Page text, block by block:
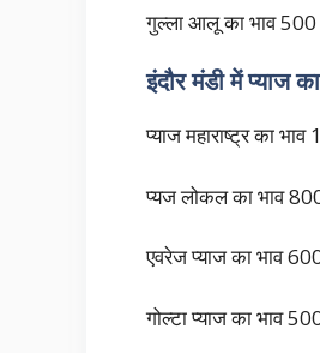
गुल्ला आलू का भाव
इंदौर मंडी में प्याज
प्याज महाराष्ट्र का
प्यज लोकल का भाव
एवरेज प्याज का भाव
गोल्टा प्याज का भाव